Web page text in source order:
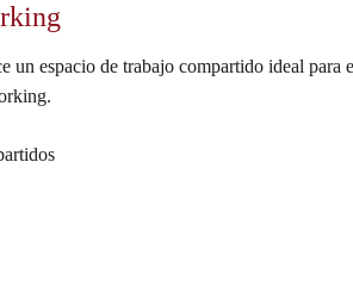
espacio de trabajo compartido ideal para